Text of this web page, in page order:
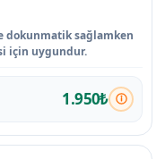
dokunmatik sağlamken
için uygundur.
1.950₺